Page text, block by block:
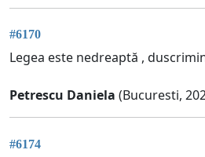
#6170
Legea este nedreaptă ,
Petrescu Daniela (Bucuresti,
#6174